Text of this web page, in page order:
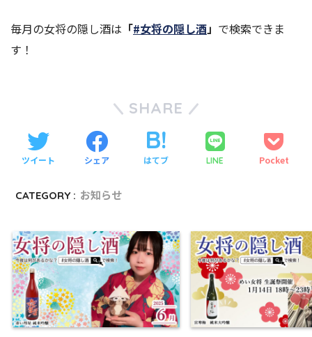
毎月の女将の隠し酒は 「#女将の隠し酒」 で検索できま
す！
SHARE
ツイート シェア はてブ LINE Pocket
CATEGORY : お知らせ